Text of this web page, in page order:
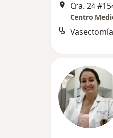
Cra. 24
Centro
Vasectomía